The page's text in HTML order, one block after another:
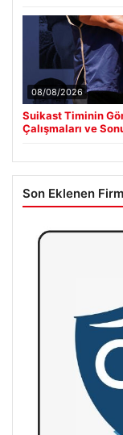
08/08/2026
Suikast Timinin
Çalışmaları ve
Son Eklenen